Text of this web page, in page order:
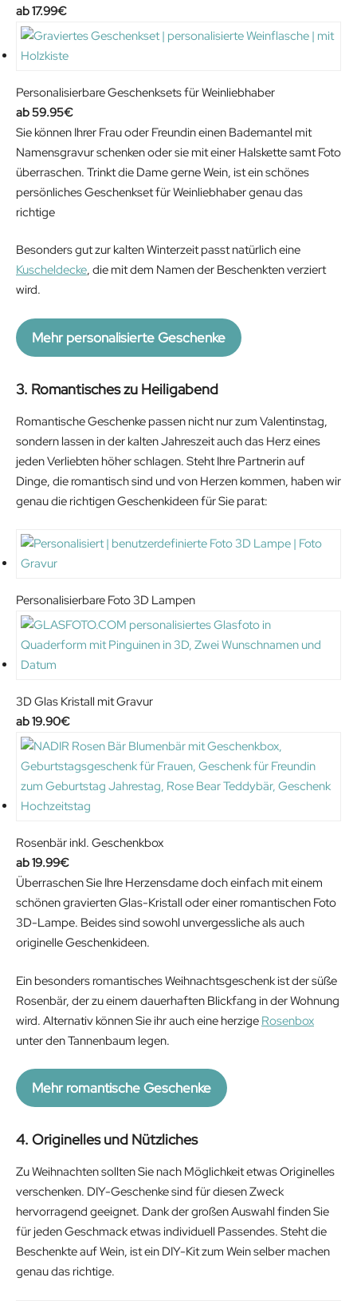
17.99€
Personalisierbare Geschenksets für Weinliebhaber
59.95€
Sie können Ihrer Frau oder Freundin einen Bademantel mit
Namensgravur schenken oder sie mit einer Halskette samt Foto
überraschen. Trinkt die Dame gerne Wein, ist ein schönes
persönliches Geschenkset für Weinliebhaber genau das
richtige
Besonders gut zur kalten Winterzeit passt natürlich eine
Kuscheldecke, die mit dem Namen der Beschenkten verziert
wird.
Mehr personalisierte Geschenke
3. Romantisches zu Heiligabend
Romantische Geschenke passen nicht nur zum Valentinstag,
sondern lassen in der kalten Jahreszeit auch das Herz eines
jeden Verliebten höher schlagen. Steht Ihre Partnerin auf
Dinge, die romantisch sind und von Herzen kommen, haben wir
genau die richtigen Geschenkideen für Sie parat:
Personalisierbare Foto 3D Lampen
3D Glas Kristall mit Gravur
19.90€
Rosenbär inkl. Geschenkbox
19.99€
Überraschen Sie Ihre Herzensdame doch einfach mit einem
schönen gravierten Glas-Kristall oder einer romantischen Foto
3D-Lampe. Beides sind sowohl unvergessliche als auch
originelle Geschenkideen.
Ein besonders romantisches Weihnachtsgeschenk ist der süße
Rosenbär, der zu einem dauerhaften Blickfang in der Wohnung
wird. Alternativ können Sie ihr auch eine herzige Rosenbox
unter den Tannenbaum legen.
Mehr romantische Geschenke
4. Originelles und Nützliches
Zu Weihnachten sollten Sie nach Möglichkeit etwas Originelles
verschenken. DIY-Geschenke sind für diesen Zweck
hervorragend geeignet. Dank der großen Auswahl finden Sie
für jeden Geschmack etwas individuell Passendes. Steht die
Beschenkte auf Wein, ist ein DIY-Kit zum Wein selber machen
genau das richtige.